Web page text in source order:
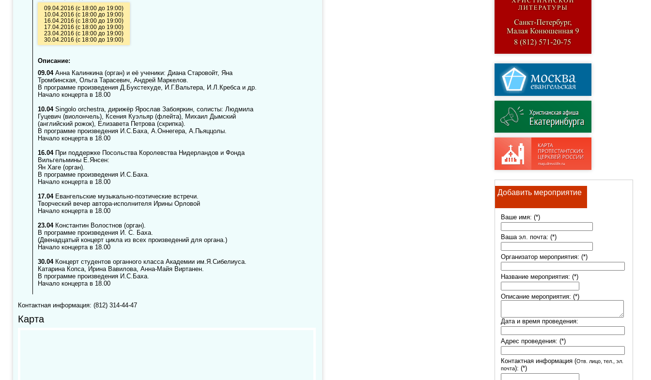
09.04.2016 (с 18:00 до 19:00)
10.04.2016 (с 18:00 до 19:00)
16.04.2016 (с 18:00 до 19:00)
17.04.2016 (с 18:00 до 19:00)
23.04.2016 (с 18:00 до 19:00)
30.04.2016 (с 18:00 до 19:00)
Описание:
09.04Анна Калинкина (орган) и её ученики: Диана Старовойт, Яна
Тромбинская, Ольга Тарасевич, Андрей Маркелов.
В программе произведения Д.Букстехуде, И.Г.Вальтера, И.Л.Кребса и др.
Начало концерта в 18.00
10.04Singolo orchestra, дирижёр Ярослав Забояркин, солисты: Людмила
Гуцевич (виолончель), Ксения Куэльяр (флейта), Михаил Дымский
(английский рожок), Елизавета Петрова (скрипка).
В программе произведения И.С.Баха, А.Оннегера, А.Пьяццолы.
Начало концерта в 18.00
16.04 При поддержке Посольства Королевства Нидерландов и Фонда
Вильгельмины Е.Янсен:
Ян Хаге (орган).
В программе произведения И.С.Баха.
Начало концерта в 18.00
17.04Евангельские музыкально-поэтические встречи.
Творческий вечер автора-исполнителя Ирины Орловой
Начало концерта в 18.00
23.04Константин Волостнов (орган).
В программе произведения И. С. Баха.
(Двенадцатый концерт цикла из всех произведений для органа.)
Начало концерта в 18.00
30.04Концерт студентов органного класса Академии им.Я.Сибелиуса.
Катарина Копса, Ирина Вавилова, Анна-Майя Виртанен.
В программе произведения И.С.Баха.
Начало концерта в 18.00
Контактная информация: (812) 314-44-47
Карта
Добавить мероприятие
Ваше имя: (*)
Ваша эл. почта: (*)
Организатор мероприятия: (*)
Название мероприятия: (*)
Описание мероприятия: (*)
Дата и время проведения:
Адрес проведения: (*)
Контактная информация (Отв. лицо, тел., эл.
почта): (*)